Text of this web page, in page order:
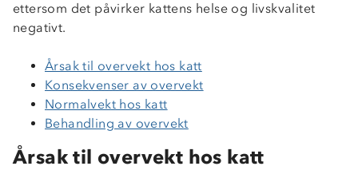
ettersom det påvirker kattens helse og livskvalitet
negativt.
Årsak til overvekt hos katt
Konsekvenser av overvekt
Normalvekt hos katt
Behandling av overvekt
Årsak til overvekt hos katt